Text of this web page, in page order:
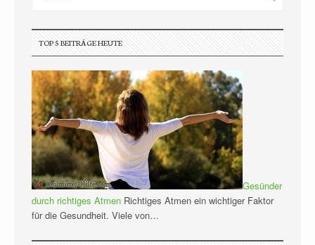
TOP 5 BEITRÄGE HEUTE
Gesünder
durch richtiges Atmen Richtiges Atmen ein wichtiger Faktor
für die Gesundheit. Viele von…